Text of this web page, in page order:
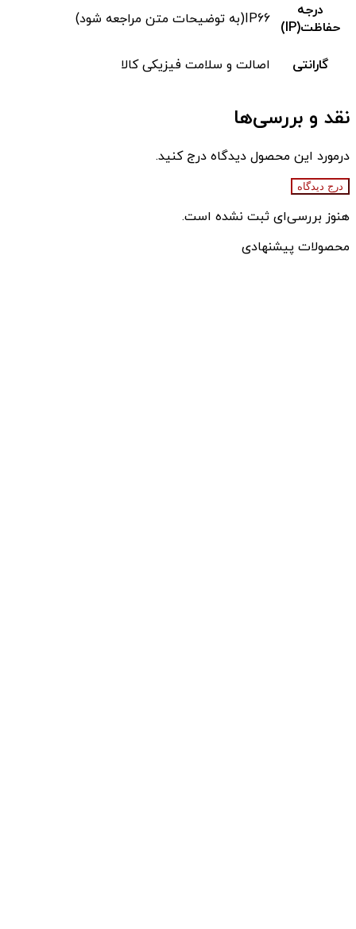
درجه
حفاظت(IP)
IP66(به توضیحات متن مراجعه شود)
گارانتی اصالت و سلامت فیزیکی کالا
نقد و بررسی‌ها
درمورد این محصول دیدگاه درج کنید.
درج دیدگاه
هنوز بررسی‌ای ثبت نشده است.
محصولات پیشنهادی